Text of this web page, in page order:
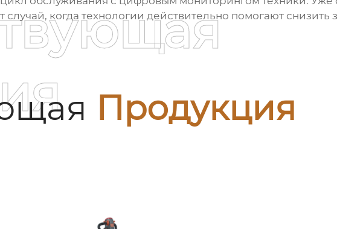
когда технологии действительно помогают снизить
Продукция